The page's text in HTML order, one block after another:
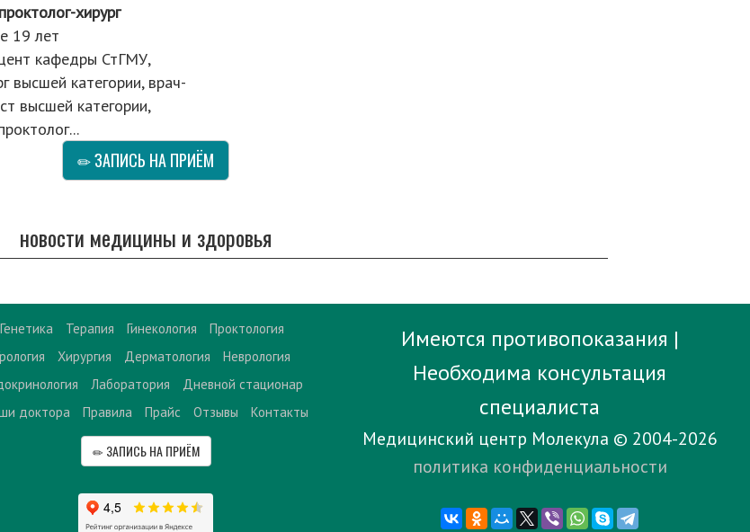
хирург
19 лет
кафедры СтГМУ,
высшей категории, врач-
высшей категории,
ЗАПИСЬ НА ПРИЁМ
новости медицины и здоровья
Генетика Терапия Гинекология
Проктология
Хирургия Дерматология
Неврология
Лаборатория
Дневной стационар
доктора
Правила Прайс Отзывы Контакты
ЗАПИСЬ НА ПРИЁМ
Имеются противопоказания |
Необходима консультация
специалиста
Медицинский центр Молекула © 2004-2026
политика конфиденциальности